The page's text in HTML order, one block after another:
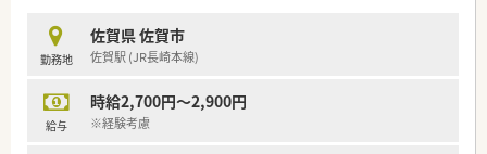
い方
・高時給で効率的に働きたい方
・交通費は実費分支給
・薬剤師賠償保険に弊社負担にて加入頂けますので安心して就業
勤務地
佐賀県 佐賀市
佐賀駅 (JR長崎本線)
給与
時給2,700円～2,900円
※経験考慮